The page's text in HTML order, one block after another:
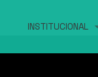
INSTITUCIONAL